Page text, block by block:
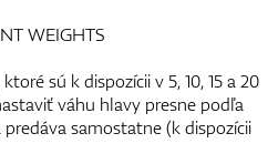
WEIGHTS
sú k dispozícii v 5, 10, 15 a 20
váhu hlavy presne podľa
predáva samostatne (k dispozícii